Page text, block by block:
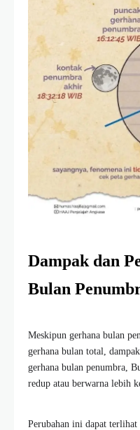
Dampak dan
Bulan
Meskipun gerhana bulan
gerhana bulan total,
gerhana bulan penumbra,
redup atau berwarna lebih
Perubahan ini dapat